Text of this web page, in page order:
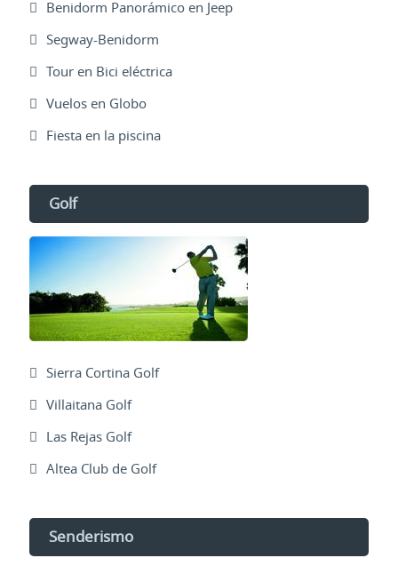
Benidorm Panorámico en Jeep
Segway-Benidorm
Tour en Bici eléctrica
Vuelos en Globo
Fiesta en la piscina
Golf
Sierra Cortina Golf
Villaitana Golf
Las Rejas Golf
Altea Club de Golf
Senderismo